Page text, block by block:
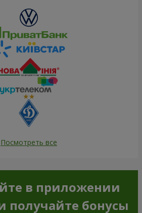
Посмотреть все
в приложении
получайте бонусы